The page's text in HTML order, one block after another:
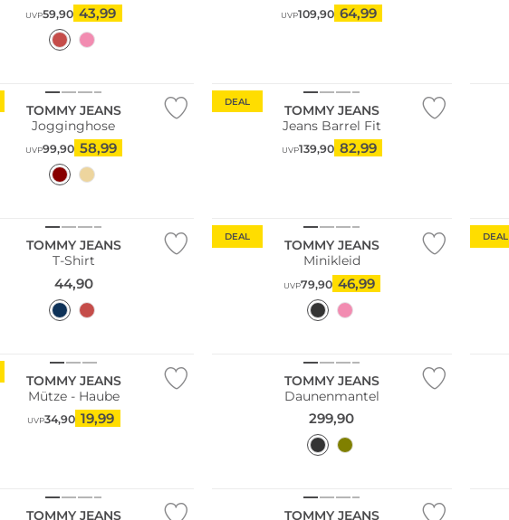
UVP59,90 43,99 UVP109,90 64,99
TOMMY JEANS
Jogginghose
UVP99,90 58,99
DEAL
TOMMY JEANS
Jeans Barrel Fit
UVP139,90 82,99
TOMMY JEANS
T-Shirt
44,90
DEAL
TOMMY JEANS
Minikleid
UVP79,90 46,99
DEAL
TOMMY JEANS
Mütze - Haube
UVP34,90 19,99
TOMMY JEANS
Daunenmantel
299,90
TOMMY JEANS TOMMY JEANS